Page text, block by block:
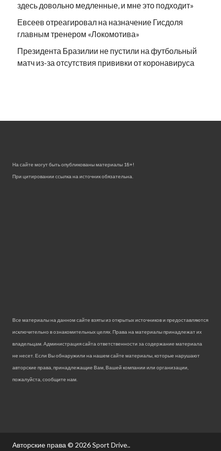
здесь довольно медленные, и мне это подходит»
Евсеев отреагировал на назначение Гисдоля
главным тренером «Локомотива»
Президента Бразилии не пустили на футбольный
матч из-за отсутствия прививки от коронавируса
На сайте могут быть опубликованы материалы 18+!
При цитировании ссылка на источник обязательна.
Все материалы на данном сайте взяты из открытых источников и предоставляются
исключительно в ознакомительных целях. Права на материалы принадлежат их
владельцам. Администрация сайта ответственности за содержание материала
не несет. Если Вы обнаружили на нашем сайте материалы, которые нарушают
авторские права, принадлежащие Вам, Вашей компании или организации,
пожалуйста, сообщите нам.
Авторские права © 2026Sport Drive..